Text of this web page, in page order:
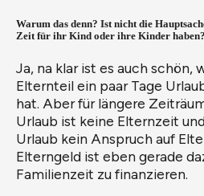
Warum das denn? Ist nicht die
Zeit für ihr Kind oder ihre Kinder haben?
Ja, na klar ist es auch schön,
Elternteil ein paar Tage
hat. Aber für längere
Urlaub ist keine Elternzeit
Urlaub kein Anspruch auf
Elterngeld ist eben gerade
Familienzeit zu finanzieren.